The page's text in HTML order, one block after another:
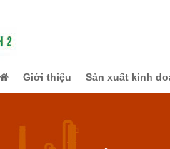
Giới thiệu Sản xuất kinh